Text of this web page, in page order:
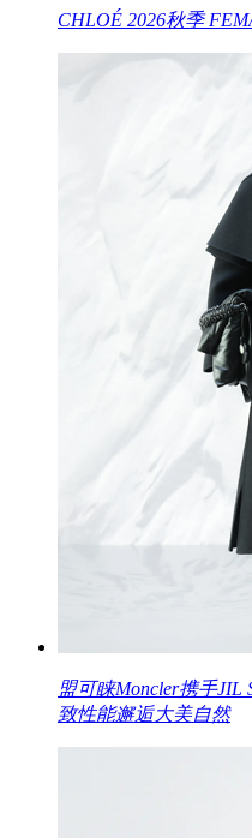
CHLOÉ 2026秋季
盟可睐Moncler携手JIL
致性能邂逅大美自然